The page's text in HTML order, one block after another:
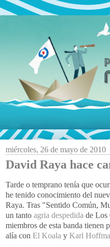
miércoles, 26 de mayo de 2010
David Raya hace
Tarde o temprano tenía que
he tenido conocimiento del
Raya. Tras "Sentido Común,
un tanto agria despedida de Los
miembros de esta banda tienen
alía con El Koala y Karl